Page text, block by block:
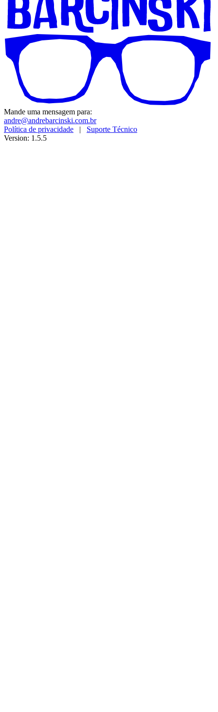
Mande uma mensagem para:
andre@andrebarcinski.com.br
Política de privacidade | Suporte Técnico
Version: 1.5.5